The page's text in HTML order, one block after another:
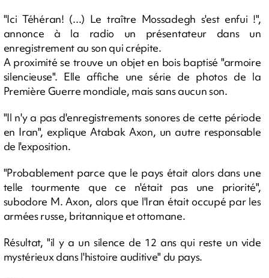
"Ici Téhéran! (...) Le traître Mossadegh s'est enfui !",
annonce à la radio un présentateur dans un
enregistrement au son qui crépite.
A proximité se trouve un objet en bois baptisé "armoire
silencieuse". Elle affiche une série de photos de la
Première Guerre mondiale, mais sans aucun son.
"Il n'y a pas d'enregistrements sonores de cette période
en Iran", explique Atabak Axon, un autre responsable
de l'exposition.
"Probablement parce que le pays était alors dans une
telle tourmente que ce n'était pas une priorité",
subodore M. Axon, alors que l'Iran était occupé par les
armées russe, britannique et ottomane.
Résultat, "il y a un silence de 12 ans qui reste un vide
mystérieux dans l'histoire auditive" du pays.